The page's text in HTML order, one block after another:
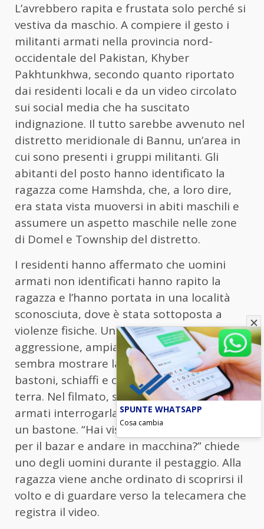
L’avrebbero rapita e frustata solo perché si
vestiva da maschio. A compiere il gesto i
militanti armati nella provincia nord-
occidentale del Pakistan, Khyber
Pakhtunkhwa, secondo quanto riportato
dai residenti locali e da un video circolato
sui social media che ha suscitato
indignazione. Il tutto sarebbe avvenuto nel
distretto meridionale di Bannu, un’area in
cui sono presenti i gruppi militanti. Gli
abitanti del posto hanno identificato la
ragazza come Hamshda, che, a loro dire,
era stata vista muoversi in abiti maschili e
assumere un aspetto maschile nelle zone
di Domel e Township del distretto.
I residenti hanno affermato che uomini
armati non identificati hanno rapito la
ragazza e l’hanno portata in una località
sconosciuta, dove è stata sottoposta a
violenze fisiche. Un video della presunta
aggressione, ampiamente diffuso online,
sembra mostrare la ragazza picchiata con
bastoni, schiaffi e calci mentre giaceva a
terra. Nel filmato, si sente uno degli uomini
armati interrogarla mentre la colpisce con
un bastone. “Hai visto ragazze girovagare
per il bazar e andare in macchina?” chiede
uno degli uomini durante il pestaggio. Alla
ragazza viene anche ordinato di scoprirsi il
volto e di guardare verso la telecamera che
registra il video.
SPUNTE WHATSAPP
Cosa cambia